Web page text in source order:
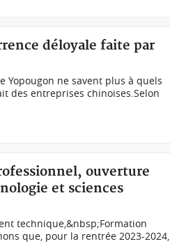
déloyale faite par
Yopougon ne savent plus à quels
des entreprises chinoises.Selon
ouverture
et sciences
technique,&nbsp;Formation
que, pour la rentrée 2023-2024,